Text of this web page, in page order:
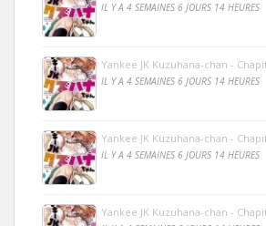
IL Y A 4 SEMAINES 6 JOURS 14 HEURES
Yankee JK Kuzuhana-chan -
IL Y A 4 SEMAINES 6 JOURS 14 HEURES
Yankee JK Kuzuhana-chan -
IL Y A 4 SEMAINES 6 JOURS 14 HEURES
Yankee JK Kuzuhana-chan -